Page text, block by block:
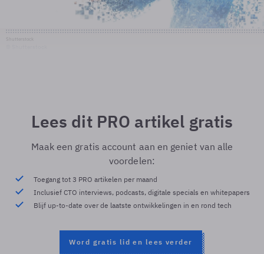
Lees dit PRO artikel gratis
Maak een gratis account aan en geniet van alle
voordelen:
Toegang tot 3 PRO artikelen per maand
Inclusief CTO interviews, podcasts, digitale specials en whitepapers
Blijf up-to-date over de laatste ontwikkelingen in en rond tech
Word gratis lid en lees verder